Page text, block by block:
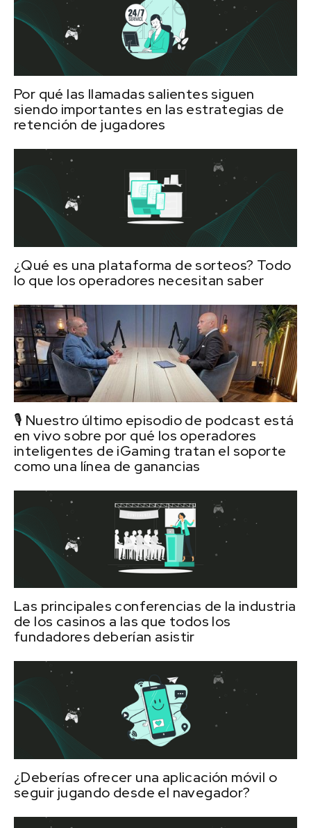
Por qué las llamadas salientes siguen
siendo importantes en las estrategias de
retención de jugadores
¿Qué es una plataforma de sorteos? Todo
lo que los operadores necesitan saber
🎙️ Nuestro último episodio de podcast está
en vivo sobre por qué los operadores
inteligentes de iGaming tratan el soporte
como una línea de ganancias
Las principales conferencias de la industria
de los casinos a las que todos los
fundadores deberían asistir
¿Deberías ofrecer una aplicación móvil o
seguir jugando desde el navegador?